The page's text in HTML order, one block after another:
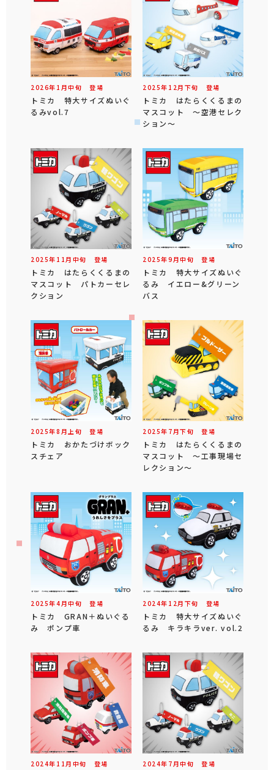
2026年 1 月中旬 登場
トミカ 特大サイズぬいぐ
るみvol.7
2025年 12 月 下旬 登場
トミカ はたらくくるまの
マスコット ～空港セレク
ション～
2025年 11 月 中旬 登場
トミカ はたらくくるまの
マスコット パトカーセレ
クション
2025年9 月中旬 登場
トミカ 特大サイズぬいぐ
るみ イエロー&グリーン
バス
2025年8 月 上旬 登場
トミカ おかたづけボック
スチェア
2025年 7 月下旬 登場
トミカ はたらくくるまの
マスコット ～工事現場セ
レクション～
2025年4 月中旬 登場
トミカ GRAN＋ぬいぐる
み ポンプ車
2024年 12 月 下旬 登場
トミカ 特大サイズぬいぐ
るみ キラキラver. vol.2
2024年 11 月 中旬 登場 2024年 7 月中旬 登場